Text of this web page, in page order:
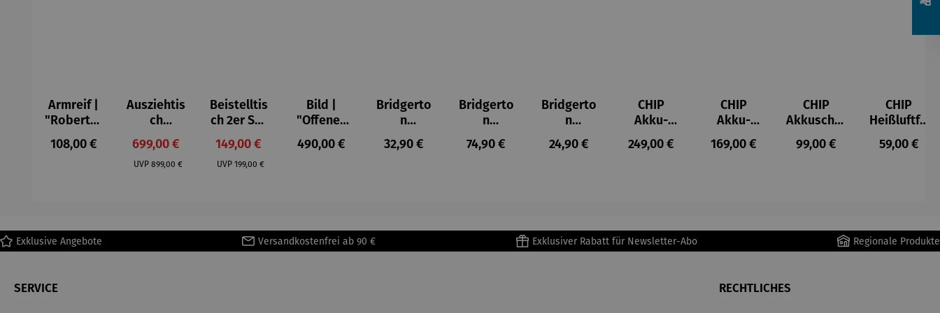
Armreif |
"Roberta"
– Anna
Mütz
Regulärer Preis:
108,00 €
Ausziehtis
ch
Aluminium
– Valor
Verkaufspreis:
699,00 €
UVP Regulärer Preis:
899,00 €
Beistelltis
ch 2er Set
– Dalias
Verkaufspreis:
149,00 €
UVP Regulärer Preis:
199,00 €
Bild |
"Offenes
Fenster in
Collioure"
Regulärer Preis:
490,00 €
Bridgerto
n
Espresso
becher
Regulärer Preis:
32,90 €
Bridgerto
n
Espressot
assen Set
Metallges
Regulärer Preis:
74,90 €
Bridgerto
n
Zuckerdo
se aus
Regulärer Preis:
24,90 €
CHIP
Akku-
Staubsau
ger
Regulärer Preis:
249,00 €
CHIP
Akku-
Staubsau
ger DS02
Regulärer Preis:
169,00 €
CHIP
Akkuschra
uber
Regulärer Preis:
99,00 €
CHIP
Heißluftfri
tteuse
Regulärer
59,00 €
Exklusive Angebote Versandkostenfrei ab 90 € Exklusiver Rabatt für Newsletter-Abo Regionale Produkte
SERVICE RECHTLICHES